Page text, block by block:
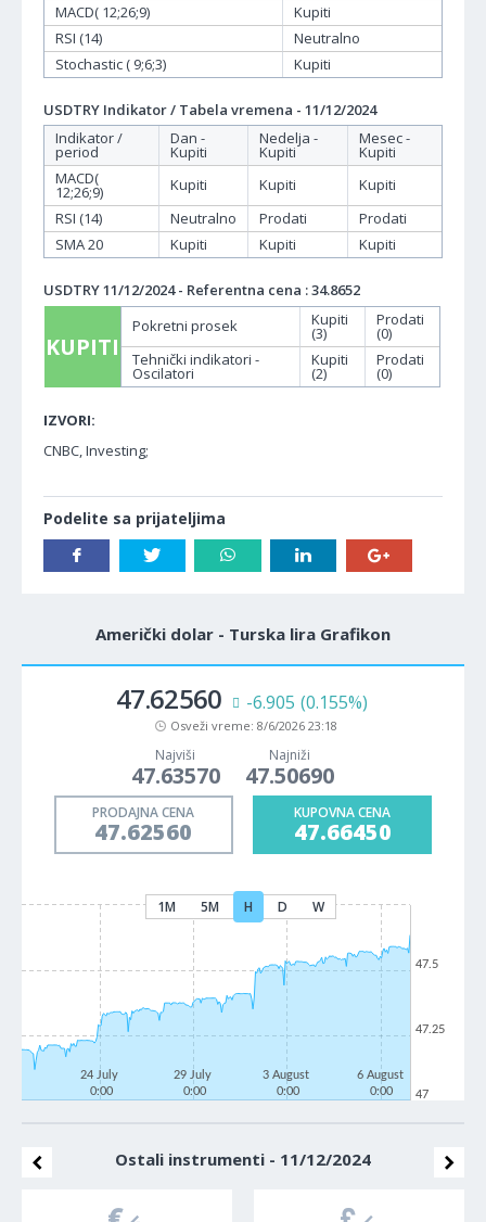
MACD( 12;26;9)
Kupiti
RSI (14)
Neutralno
Stochastic ( 9;6;3)
Kupiti
USDTRY Indikator / Tabela vremena - 11/12/2024
Indikator /
period
Dan -
Kupiti
Nedelja -
Kupiti
Mesec -
Kupiti
MACD(
12;26;9) Kupiti Kupiti
Kupiti
RSI (14)
Neutralno Prodati
Prodati
SMA 20
Kupiti Kupiti Kupiti
USDTRY 11/12/2024 - Referentna cena : 34.8652
KUPITI
Pokretni prosek Kupiti
(3)
Prodati
(0)
Tehnički indikatori -
Oscilatori
Kupiti
(2)
Prodati
(0)
IZVORI:
CNBC, Investing;
Podelite sa prijateljima
Američki dolar - Turska lira Grafikon
47.62560 -6.905 (0.155%)
Osveži vreme: 8/6/2026 23:18
Najviši
47.63570
Najniži
47.50690
PRODAJNA CENA
47.62560
KUPOVNA CENA
47.66450
1M 5M H D W
24 July
0:00
29 July
0:00
3 August
0:00
6 August
0:00
47
47.25
47.5
Ostali instrumenti - 11/12/2024